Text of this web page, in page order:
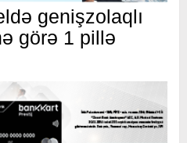
genişzolaqlı
görə 1 pillə